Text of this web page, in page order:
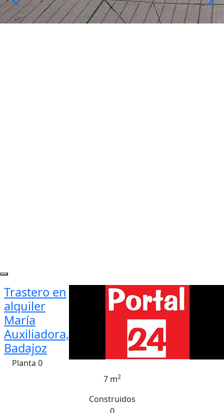
Trastero en
alquiler
María
Auxiliadora,
Badajoz
Planta 0
7 m2
Construidos